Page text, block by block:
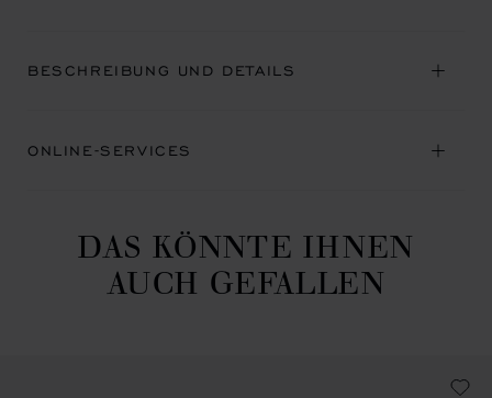
BESCHREIBUNG UND DETAILS
ONLINE-SERVICES
DAS KÖNNTE IHNEN
AUCH GEFALLEN